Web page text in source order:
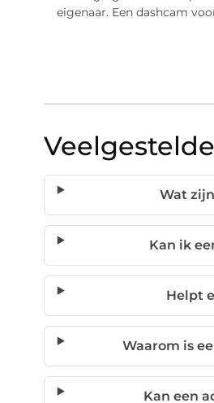
eigenaar. Een dashcam
Wat
Kan ik
Helpt
Waarom is
Kan een